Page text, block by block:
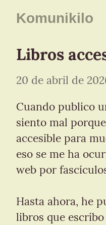
Komunikilo
Libros
20 de abril de
Cuando publico
siento mal
accesible para
eso se me ha
web por
Hasta ahora, he
libros que